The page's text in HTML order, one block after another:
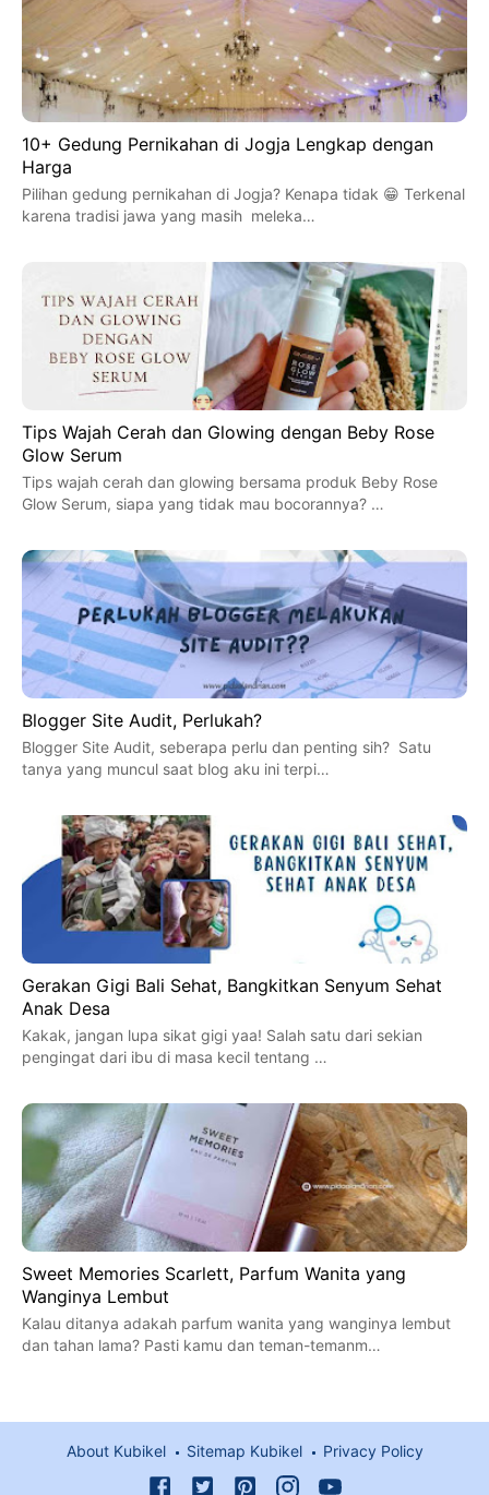
10+ Gedung Pernikahan di Jogja Lengkap dengan
Harga
Pilihan gedung pernikahan di Jogja? Kenapa tidak 😁 Terkenal
karena tradisi jawa yang masih meleka…
Tips Wajah Cerah dan Glowing dengan Beby Rose
Glow Serum
Tips wajah cerah dan glowing bersama produk Beby Rose
Glow Serum, siapa yang tidak mau bocorannya? …
Blogger Site Audit, Perlukah?
Blogger Site Audit, seberapa perlu dan penting sih? Satu
tanya yang muncul saat blog aku ini terpi…
Gerakan Gigi Bali Sehat, Bangkitkan Senyum Sehat
Anak Desa
Kakak, jangan lupa sikat gigi yaa! Salah satu dari sekian
pengingat dari ibu di masa kecil tentang …
Sweet Memories Scarlett, Parfum Wanita yang
Wanginya Lembut
Kalau ditanya adakah parfum wanita yang wanginya lembut
dan tahan lama? Pasti kamu dan teman-temanm…
About Kubikel Sitemap Kubikel Privacy Policy